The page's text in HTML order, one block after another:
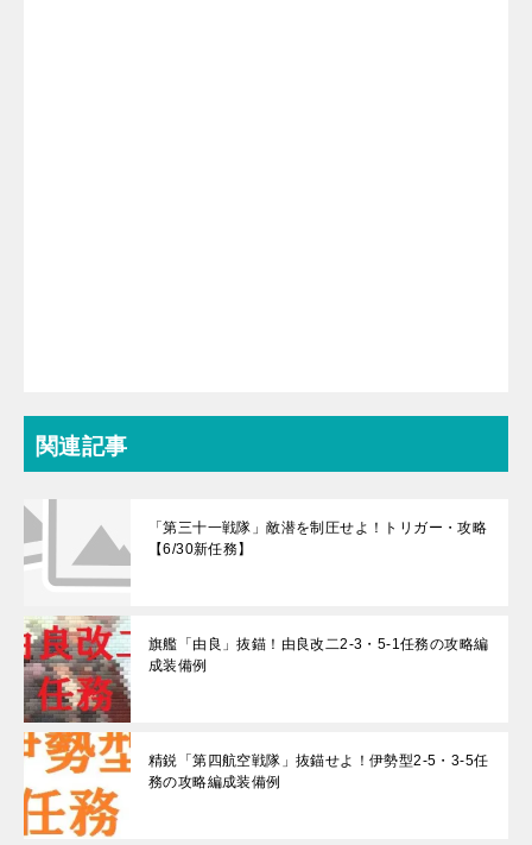
関連記事
「第三十一戦隊」敵潜を制圧せよ！トリガー・攻略
【6/30新任務】
旗艦「由良」抜錨！由良改二2-3・5-1任務の攻略編
成装備例
精鋭「第四航空戦隊」抜錨せよ！伊勢型2-5・3-5任
務の攻略編成装備例